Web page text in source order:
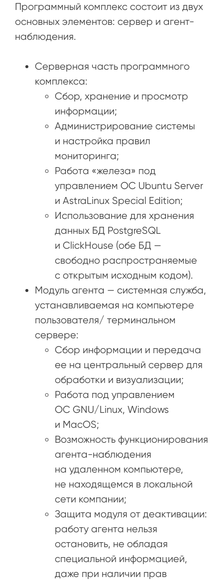
Программный комплекс состоит из двух
основных элементов: сервер и агент-
наблюдения.
Серверная часть программного
комплекса:
Сбор, хранение и просмотр
информации;
Администрирование системы
и настройка правил
мониторинга;
Работа «железа» под
управлением ОС Ubuntu Server
и AstraLinux Special Edition;
Использование для хранения
данных БД PostgreSQL
и ClickHouse (обе БД —
свободно распространяемые
с открытым исходным кодом).
Модуль агента — системная служба,
устанавливаемая на компьютере
пользователя/ терминальном
сервере:
Сбор информации и передача
ее на центральный сервер для
обработки и визуализации;
Работа под управлением
ОС GNU/Linux, Windows
и MacOS;
Возможность функционирования
агента-наблюдения
на удаленном компьютере,
не находящемся в локальной
сети компании;
Защита модуля от деактивации:
работу агента нельзя
остановить, не обладая
специальной информацией,
даже при наличии прав